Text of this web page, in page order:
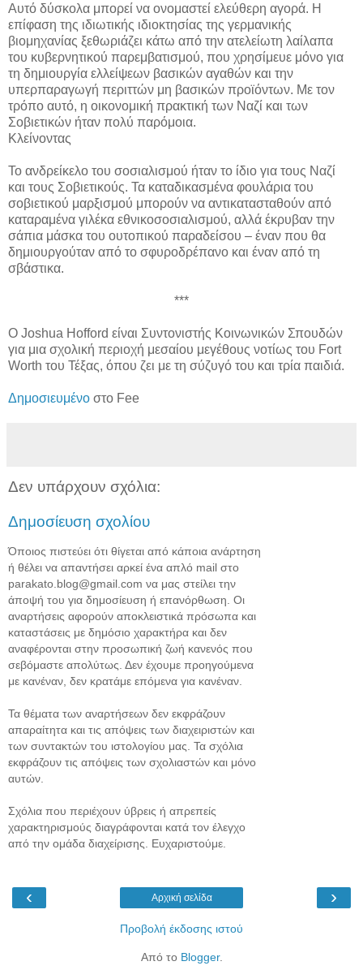
Αυτό δύσκολα μπορεί να ονομαστεί ελεύθερη αγορά. Η
επίφαση της ιδιωτικής ιδιοκτησίας της γερμανικής
βιομηχανίας ξεθωριάζει κάτω από την ατελείωτη λαίλαπα
του κυβερνητικού παρεμβατισμού, που χρησίμευε μόνο για
τη δημιουργία ελλείψεων βασικών αγαθών και την
υπερπαραγωγή περιττών μη βασικών προϊόντων. Με τον
τρόπο αυτό, η οικονομική πρακτική των Ναζί και των
Σοβιετικών ήταν πολύ παρόμοια.
Κλείνοντας
Το ανδρείκελο του σοσιαλισμού ήταν το ίδιο για τους Ναζί
και τους Σοβιετικούς. Τα καταδικασμένα φουλάρια του
σοβιετικού μαρξισμού μπορούν να αντικατασταθούν από
καταραμένα γιλέκα εθνικοσοσιαλισμού, αλλά έκρυβαν την
σάπια μάσκα του ουτοπικού παραδείσου – έναν που θα
δημιουργούταν από το σφυροδρέπανο και έναν από τη
σβάστικα.
***
Ο Joshua Hofford είναι Συντονιστής Κοινωνικών Σπουδών
για μια σχολική περιοχή μεσαίου μεγέθους νοτίως του Fort
Worth του Τέξας, όπου ζει με τη σύζυγό του και τρία παιδιά.
Δημοσιευμένο στο Fee
Δεν υπάρχουν σχόλια:
Δημοσίευση σχολίου
Όποιος πιστεύει ότι θίγεται από κάποια ανάρτηση
ή θέλει να απαντήσει αρκεί ένα απλό mail στο
parakato.blog@gmail.com να μας στείλει την
άποψή του για δημοσίευση ή επανόρθωση. Οι
αναρτήσεις αφορούν αποκλειστικά πρόσωπα και
καταστάσεις με δημόσιο χαρακτήρα και δεν
αναφέρονται στην προσωπική ζωή κανενός που
σεβόμαστε απολύτως. Δεν έχουμε προηγούμενα
με κανέναν, δεν κρατάμε επόμενα για κανέναν.
Τα θέματα των αναρτήσεων δεν εκφράζουν
απαραίτητα και τις απόψεις των διαχειριστών και
των συντακτών του ιστολογίου μας. Τα σχόλια
εκφράζουν τις απόψεις των σχολιαστών και μόνο
αυτών.
Σχόλια που περιέχουν ύβρεις ή απρεπείς
χαρακτηρισμούς διαγράφονται κατά τον έλεγχο
από την ομάδα διαχείρισης. Ευχαριστούμε.
‹ ›
Αρχική σελίδα
Προβολή έκδοσης ιστού
Από το Blogger.